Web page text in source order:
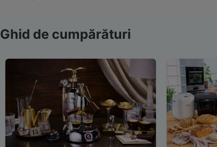
Ghid de cumpărături